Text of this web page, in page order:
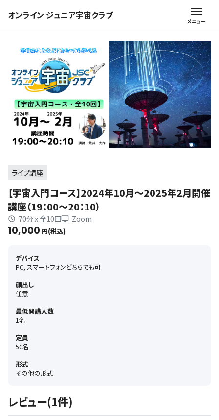
オンライン ジュニア宇宙クラブ
ライブ講座
【宇宙入門コース】2024年10月～2025年2月開催
講座（19：00～20：10）
70分 x 全10回 Zoom
10,000 円(税込)
デバイス
PC, スマートフォンどちらでも可
顔出し
任意
最低開講人数
1名
定員
50名
形式
その他の形式
レビュー(1件)